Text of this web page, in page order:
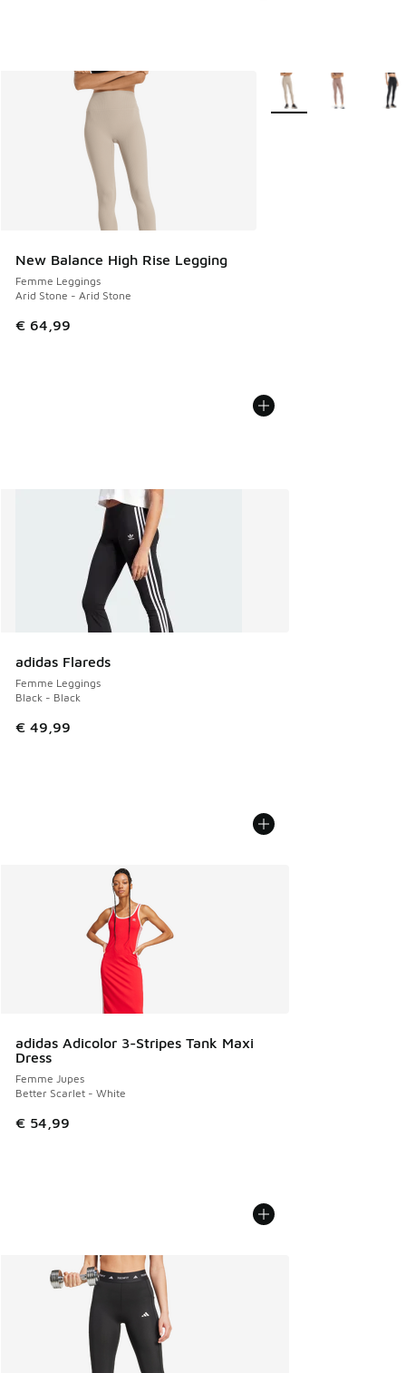
New Balance High Rise Legging
Femme Leggings
Arid Stone - Arid Stone
€ 64,99
Plus de couleurs
adidas Flareds
Femme Leggings
Black - Black
€ 49,99
adidas Adicolor 3-Stripes Tank Maxi
Dress
Femme Jupes
Better Scarlet - White
€ 54,99